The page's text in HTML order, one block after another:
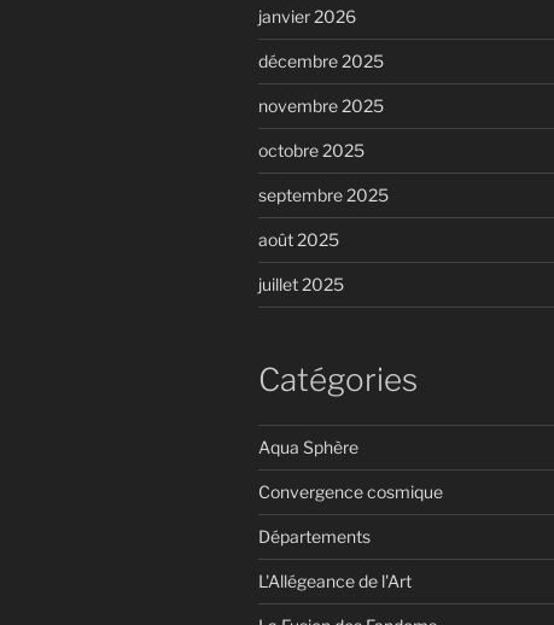
janvier 2026
décembre 2025
novembre 2025
octobre 2025
septembre 2025
août 2025
juillet 2025
Catégories
Aqua Sphère
Convergence cosmique
Départements
L'Allégeance de l'Art